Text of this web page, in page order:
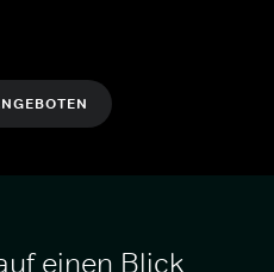
einen Blick